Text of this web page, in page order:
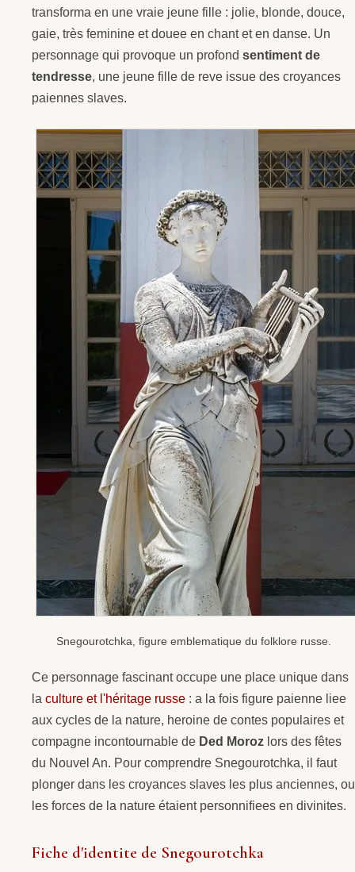
transforma en une vraie jeune fille : jolie, blonde, douce,
gaie, très feminine et douee en chant et en danse. Un
personnage qui provoque un profond sentiment de
tendresse, une jeune fille de reve issue des croyances
paiennes slaves.
Snegourotchka, figure emblematique du folklore russe.
Ce personnage fascinant occupe une place unique dans
la culture et l'héritage russe : a la fois figure paienne liee
aux cycles de la nature, heroine de contes populaires et
compagne incontournable de Ded Moroz lors des fêtes
du Nouvel An. Pour comprendre Snegourotchka, il faut
plonger dans les croyances slaves les plus anciennes, ou
les forces de la nature étaient personnifiees en divinites.
Fiche d'identite de Snegourotchka